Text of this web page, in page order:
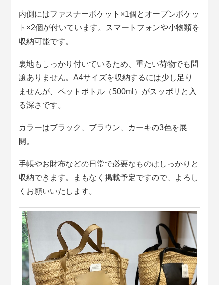
内側にはファスナーポケット×1個とオープンポケッ
ト×2個が付いています。スマートフォンや小物類を
収納可能です。
裏地もしっかり付いているため、重たい荷物でも問
題ありません。A4サイズを収納するには少し足り
ませんが、ペットボトル（500ml）がスッポリと入
る深さです。
カラーはブラック、ブラウン、カーキの3色を展
開。
手帳やお財布などの日常で必要なものはしっかりと
収納できます。まもなく掲載予定ですので、よろし
くお願いいたします。